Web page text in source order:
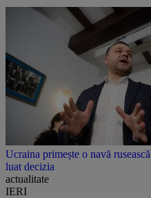
Ucraina primește o navă
luat decizia
actualitate
IERI